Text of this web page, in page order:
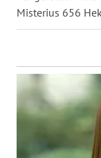
Misterius 656
WN
DANAU
TOBA
WN